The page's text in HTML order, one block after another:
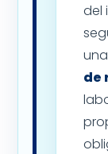
del
de